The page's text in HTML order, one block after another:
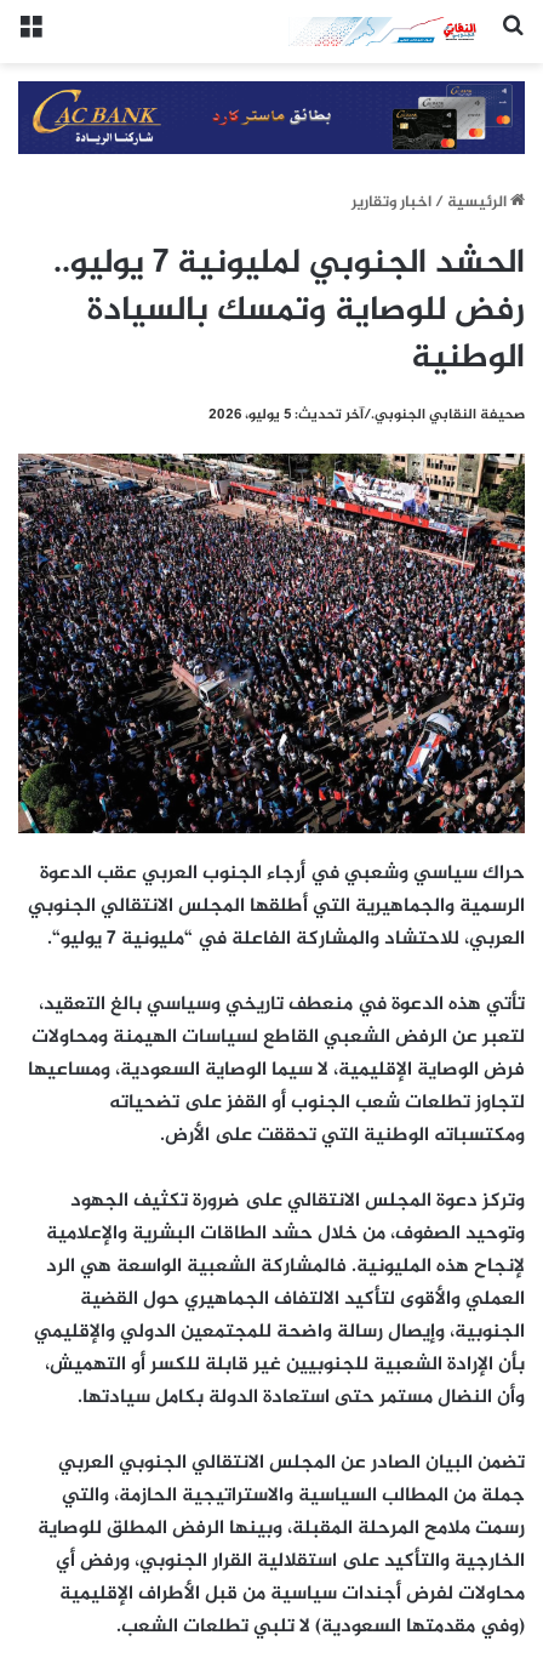
(النقابي الجنوبي:/خاص.)
الرئيسيِة/اخبار وتقارير
الحشد الجنوبي لمليونية 7 يوليو..
رفض للوصاية وتمسك بالسيادة
الوطنية
صحيفة النقابي الجنوبي./آخر تحديث: 5 يوليو، 2026
حراك سياسي وشعبي في أرجاء الجنوب العربي عقب الدعوة
الرسمية والجماهيرية التي أطلقها المجلس الانتقالي الجنوبي
العربي، للاحتشاد والمشاركة الفاعلة في “مليونية 7 يوليو“.
تأتي هذه الدعوة في منعطف تاريخي وسياسي بالغ التعقيد،
لتعبر عن الرفض الشعبي القاطع لسياسات الهيمنة ومحاولات
فرض الوصاية الإقليمية، لا سيما الوصاية السعودية، ومساعيها
لتجاوز تطلعات شعب الجنوب أو القفز على تضحياته
ومكتسباته الوطنية التي تحققت على الأرض.
وتركز دعوة المجلس الانتقالي على ضرورة تكثيف الجهود
وتوحيد الصفوف، من خلال حشد الطاقات البشرية والإعلامية
لإنجاح هذه المليونية. فالمشاركة الشعبية الواسعة هي الرد
العملي والأقوى لتأكيد الالتفاف الجماهيري حول القضية
الجنوبية، وإيصال رسالة واضحة للمجتمعين الدولي والإقليمي
بأن الإرادة الشعبية للجنوبيين غير قابلة للكسر أو التهميش،
وأن النضال مستمر حتى استعادة الدولة بكامل سيادتها.
تضمن البيان الصادر عن المجلس الانتقالي الجنوبي العربي
جملة من المطالب السياسية والاستراتيجية الحازمة، والتي
رسمت ملامح المرحلة المقبلة، وبينها الرفض المطلق للوصاية
الخارجية والتأكيد على استقلالية القرار الجنوبي، ورفض أي
محاولات لفرض أجندات سياسية من قبل الأطراف الإقليمية
(وفي مقدمتها السعودية) لا تلبي تطلعات الشعب.